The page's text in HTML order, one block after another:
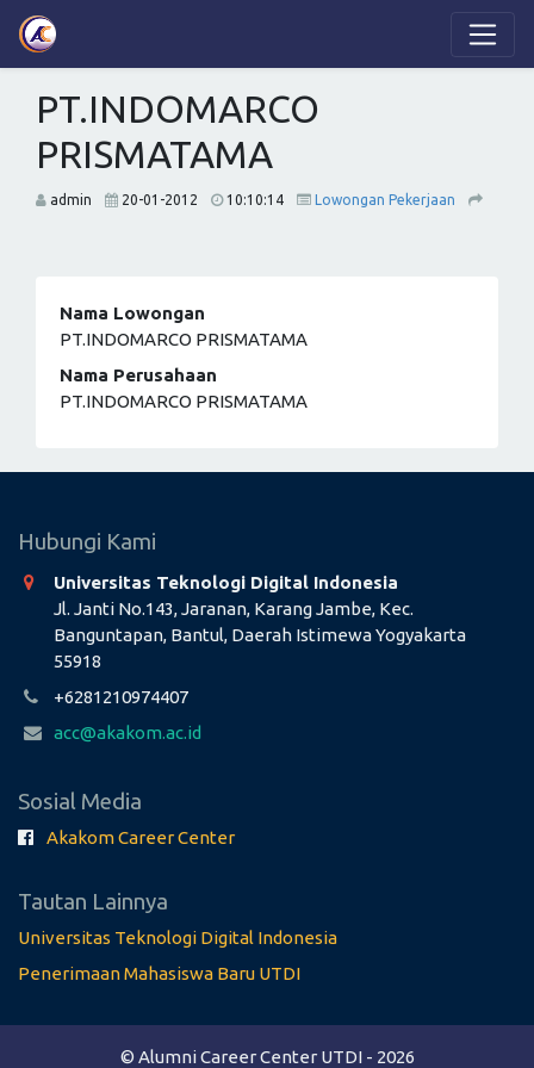
PT.INDOMARCO
PRISMATAMA
admin 20-01-2012 10:10:14 Lowongan Pekerjaan
Nama Lowongan
PT.INDOMARCO PRISMATAMA
Nama Perusahaan
PT.INDOMARCO PRISMATAMA
Hubungi Kami
Universitas Teknologi Digital Indonesia
Jl. Janti No.143, Jaranan, Karang Jambe, Kec.
Banguntapan, Bantul, Daerah Istimewa Yogyakarta
55918
+6281210974407
acc@akakom.ac.id
Sosial Media
Akakom Career Center
Tautan Lainnya
Universitas Teknologi Digital Indonesia
Penerimaan Mahasiswa Baru UTDI
© Alumni Career Center UTDI - 2026